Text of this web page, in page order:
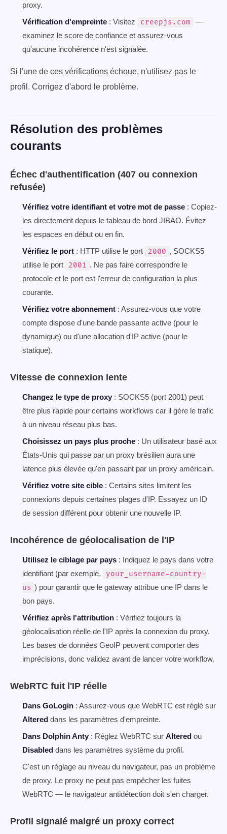
proxy.
Vérification d'empreinte : Visitez creepjs.com
—
examinez le score de confiance et assurez-vous
qu'aucune incohérence n'est signalée.
Si l'une de ces vérifications échoue, n'utilisez pas le
profil. Corrigez d'abord le problème.
Résolution des problèmes
courants
Échec d'authentification (407 ou connexion
refusée)
Vérifiez votre identifiant et votre mot de passe : Copiez-
les directement depuis le tableau de bord JIBAO. Évitez
les espaces en début ou en fin.
Vérifiez le port : HTTP utilise le port 2000 , SOCKS5
utilise le port
2001 . Ne pas faire correspondre le
protocole et le port est l'erreur de configuration la plus
courante.
Vérifiez votre abonnement : Assurez-vous que votre
compte dispose d'une bande passante active (pour le
dynamique) ou d'une allocation d'IP active (pour le
statique).
Vitesse de connexion lente
Changez le type de proxy : SOCKS5 (port 2001) peut
être plus rapide pour certains workflows car il gère le trafic
à un niveau réseau plus bas.
Choisissez un pays plus proche : Un utilisateur basé aux
États-Unis qui passe par un proxy brésilien aura une
latence plus élevée qu'en passant par un proxy américain.
Vérifiez votre site cible : Certains sites limitent les
connexions depuis certaines plages d'IP. Essayez un ID
de session différent pour obtenir une nouvelle IP.
Incohérence de géolocalisation de l'IP
Utilisez le ciblage par pays : Indiquez le pays dans votre
identifiant (par exemple,
your_username-country-
us ) pour garantir que le gateway attribue une IP dans le
bon pays.
Vérifiez après l'attribution : Vérifiez toujours la
géolocalisation réelle de l'IP après la connexion du proxy.
Les bases de données GeoIP peuvent comporter des
imprécisions, donc validez avant de lancer votre workflow.
WebRTC fuit l'IP réelle
Dans GoLogin : Assurez-vous que WebRTC est réglé sur
Altered dans les paramètres d'empreinte.
Dans Dolphin Anty : Réglez WebRTC sur Altered ou
Disabled dans les paramètres système du profil.
C'est un réglage au niveau du navigateur, pas un problème
de proxy. Le proxy ne peut pas empêcher les fuites
WebRTC — le navigateur antidétection doit s'en charger.
Profil signalé malgré un proxy correct